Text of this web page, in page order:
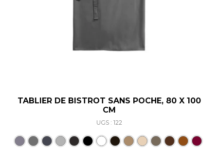
TABLIER DE BISTROT SANS POCHE, 80 X 100
CM
UGS : 122